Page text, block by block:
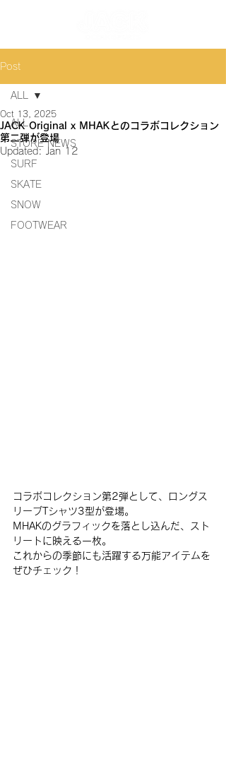
Post
ALL
STORE NEWS
SURF
SKATE
SNOW
FOOTWEAR
ALL
JACK Original x MHAKとのコラボコレクション
第二弾が登場
Oct 13, 2025
Updated: Jan 12
コラボコレクション第2弾として、ロングス
リーブTシャツ3型が登場。
MHAKのグラフィックを落とし込んだ、スト
リートに映える一枚。
これからの季節にも活躍する万能アイテムを
ぜひチェック！